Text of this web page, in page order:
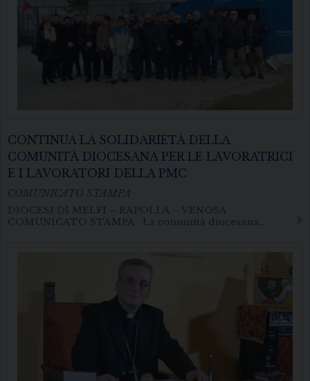
CONTINUA LA SOLIDARIETÀ DELLA
COMUNITÀ DIOCESANA PER LE LAVORATRICI
E I LAVORATORI DELLA PMC
COMUNICATO STAMPA
DIOCESI DI MELFI – RAPOLLA – VENOSA
COMUNICATO STAMPA La comunità diocesana…